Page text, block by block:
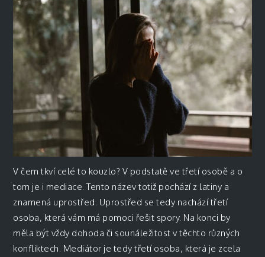
V čem tkví celé to kouzlo? V podstatě ve třetí osobě a o
tom je i mediace. Tento název totiž pochází z latiny a
znamená uprostřed. Uprostřed se tedy nachází třetí
osoba, která vám má pomoci řešit spory. Na konci by
měla být vždy dohoda či sounáležitost v těchto různých
konfliktech. Mediátor je tedy třetí osoba, která je zcela